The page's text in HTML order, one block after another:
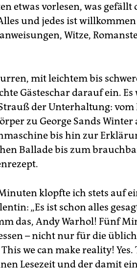
etwas vorlesen, was gefällt
und jedes ist
Witze,
mit leichtem bis
Gästeschar darauf ein.
der Unterhaltung:
zu George Sands
bis hin zur
Ballade bis zum
klopfte ich stets auf
„Es ist schon alles
das, Andy Warhol! Fünf
– nicht nur für die
we can make reality!
Lesezeit und der damit